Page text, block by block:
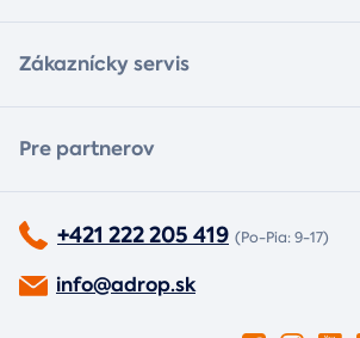
Zákaznícky servis
Pre partnerov
+421 222 205 419 (Po-Pia: 9-17)
info@adrop.sk